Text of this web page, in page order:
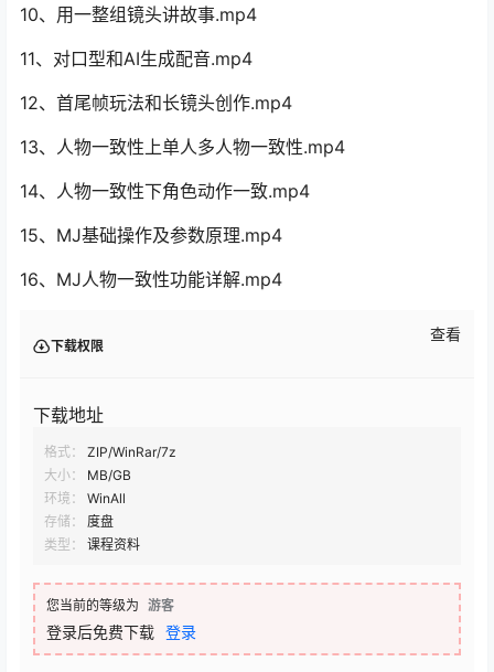
10、用一整组镜头讲故事.mp4
11、对口型和AI生成配音.mp4
12、首尾帧玩法和长镜头创作.mp4
13、人物一致性上单人多人物一致性.mp4
14、人物一致性下角色动作一致.mp4
15、MJ基础操作及参数原理.mp4
16、MJ人物一致性功能详解.mp4
下载权限
查看
下载地址
格式：
ZIP/WinRar/7z
大小：
MB/GB
环境：
WinAll
存储：
度盘
类型：
课程资料
您当前的等级为 游客
登录后免费下载 登录